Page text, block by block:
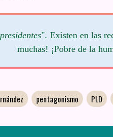
". Existen en las
muchas! ¡Pobre de la
pentagonismo PLD